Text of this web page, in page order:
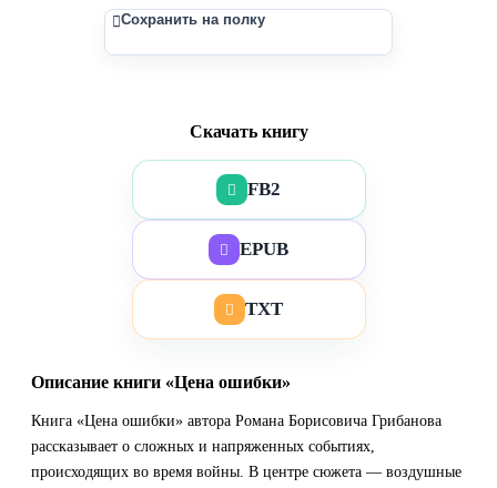
Сохранить на полку
Скачать книгу
FB2
EPUB
TXT
Описание книги «Цена ошибки»
Книга «Цена ошибки» автора Романа Борисовича Грибанова
рассказывает о сложных и напряженных событиях,
происходящих во время войны. В центре сюжета — воздушные